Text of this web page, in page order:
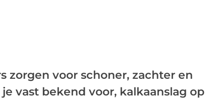
zorgen voor schoner, zachter en
vast bekend voor, kalkaanslag op